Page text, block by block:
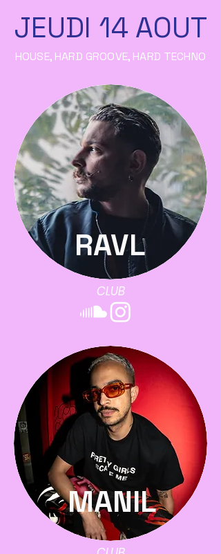
JEUDI 14 AOUT
HOUSE, HARD GROOVE, HARD TECHNO
RAVL
CLUB
MANIL